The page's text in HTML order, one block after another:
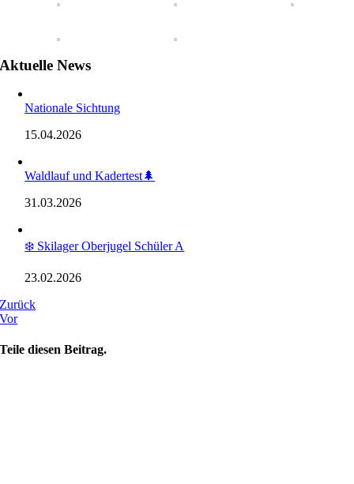
Aktuelle News
Nationale Sichtung
15.04.2026
Waldlauf und Kadertest🌲
31.03.2026
❄️ Skilager Oberjugel Schüler A
23.02.2026
Zurück
Vor
Teile diesen Beitrag.